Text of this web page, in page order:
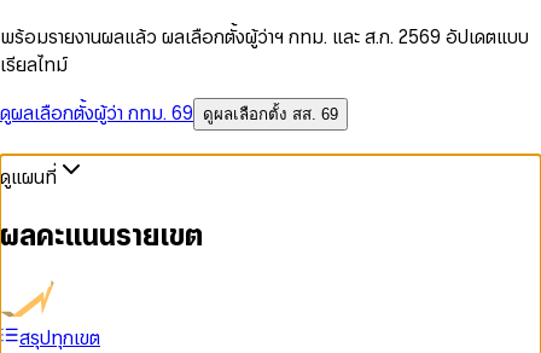
พร้อมรายงานผลแล้ว ผลเลือกตั้งผู้ว่าฯ กทม. และ ส.ก. 2569 อัปเดตแบบ
เรียลไทม์
ดูผลเลือกตั้งผู้ว่า กทม. 69
ดูผลเลือกตั้ง สส. 69
ดูแผนที่
ผลคะแนนรายเขต
สรุปทุกเขต